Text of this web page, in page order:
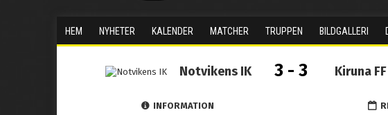
HEM NYHETER KALENDER MATCHER TRUPPEN BILDGALLERI
Notvikens IK 3 - 3 Kiruna FF
INFORMATION